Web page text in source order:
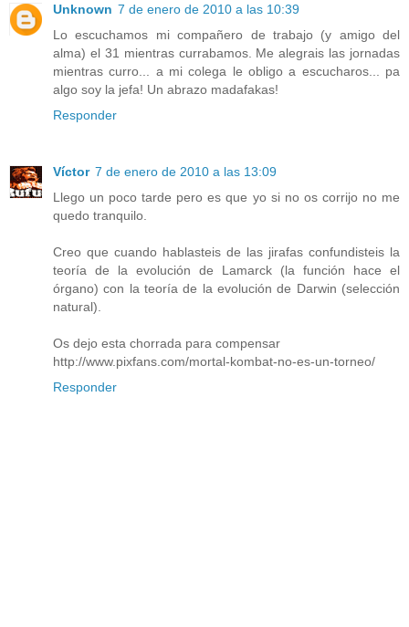
Unknown 7 de enero de 2010 a las 10:39
Lo escuchamos mi compañero de trabajo (y amigo del
alma) el 31 mientras currabamos. Me alegrais las jornadas
mientras curro... a mi colega le obligo a escucharos... pa
algo soy la jefa! Un abrazo madafakas!
Responder
Víctor 7 de enero de 2010 a las 13:09
Llego un poco tarde pero es que yo si no os corrijo no me
quedo tranquilo.
Creo que cuando hablasteis de las jirafas confundisteis la
teoría de la evolución de Lamarck (la función hace el
órgano) con la teoría de la evolución de Darwin (selección
natural).
Os dejo esta chorrada para compensar
http://www.pixfans.com/mortal-kombat-no-es-un-torneo/
Responder